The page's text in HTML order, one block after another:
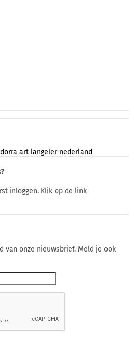
art langeler nederland
inloggen. Klik op de link
van onze nieuwsbrief. Meld je ook